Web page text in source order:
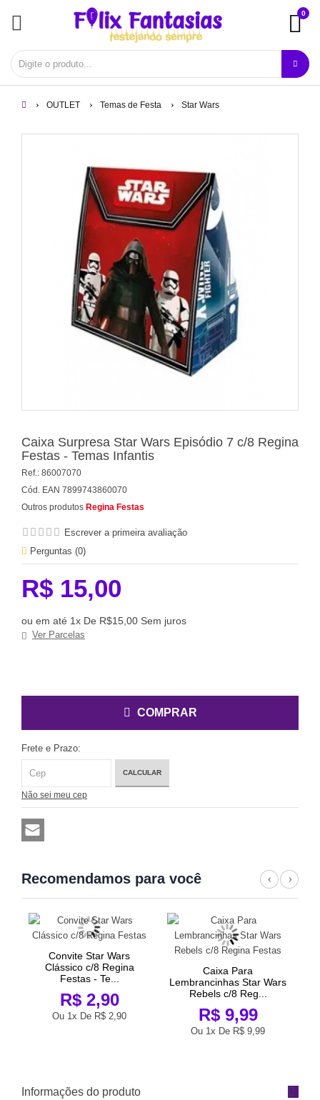
0
OUTLET Temas de Festa Star Wars
Caixa Surpresa Star Wars Episódio 7 c/8 Regina
Festas - Temas Infantis
Ref.: 86007070
Cód. EAN 7899743860070
Outros produtos Regina Festas
Escrever a primeira avaliação
Perguntas (0)
R$ 15,00
ou em até 1x De R$15,00 Sem juros
Ver Parcelas
COMPRAR
Frete e Prazo:
CALCULAR
Não sei meu cep
Recomendamos para você
Convite Star Wars
Clássico c/8 Regina
Festas - Te...
R$ 2,90
Ou 1x De R$ 2,90
Caixa Para
Lembrancinhas Star Wars
Rebels c/8 Reg...
R$ 9,99
Ou 1x De R$ 9,99
Informações do produto